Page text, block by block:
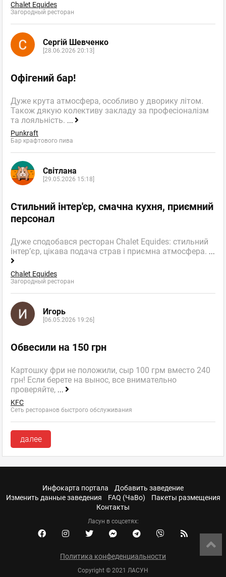
Chalet Equides
Загородный ресторан
Сергій Шевченко
[28.06.2026 20:13]
Офігений бар!
Дуже крута атмосфера, особливо у дворику літом.
Також дякую колективу закладу за професіоналізм
та лояльність. ...
Punkraft
Бар крафтового пива
Світлана
[29.05.2026 15:18]
Стильний інтер'єр, смачна кухня, приємний
персонал
Дуже сподобався ресторан Chalet Equides: стильний
інтер’єр, цікава подача страв і приємна атмосфера. ...
Chalet Equides
Загородный ресторан
Игорь
[06.05.2026 19:26]
Обвесили на 150 грн
Картошку фри не положили, сыр 100 грм вместо 240
грн! Если берете на вынос, все внимательно
проверяйте, ...
KFC
Сеть ресторанов быстрого обслуживания
далее
Инфокарта портала
Добавить заведение
Изменить данные заведения
FAQ (ЧаВо)
Пакеты размещения
Контакты
Ласун в соцсетях:
Политика конфеденциальности
Copyright © 2021 ЛАСУН